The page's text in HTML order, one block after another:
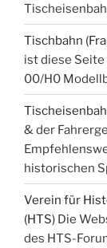
Tischbahn
ist diese Seite
00/H0
& der
historischen
Verein für
(HTS) Die
des HTS-